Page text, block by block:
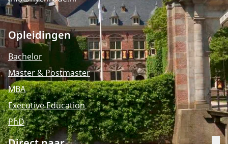
Opleidingen
Bachelor
Master & Postmaster
MBA
Executive Education
PhD